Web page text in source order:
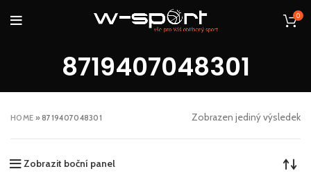
0
8719407048301
HOME »8719407048301 Zobrazen jediný výsledek
Zobrazit boční panel